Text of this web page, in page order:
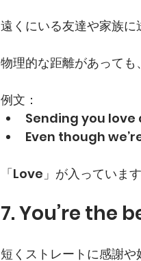
遠くにいる友達や家族に
物理的な距離があっても
例文：
Sending you love
Even though
「Love」が入っていま
7. You’re the
短くストレートに感謝や